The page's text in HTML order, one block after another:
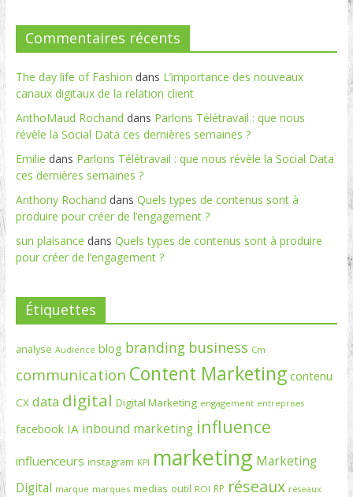
Commentaires récents
The day life of Fashion dans L’importance des nouveaux
canaux digitaux de la relation client
AnthoMaud Rochand dans Parlons Télétravail : que nous
révèle la Social Data ces dernières semaines ?
Emilie dans Parlons Télétravail : que nous révèle la Social Data
ces dernières semaines ?
Anthony Rochand dans Quels types de contenus sont à
produire pour créer de l’engagement ?
sun plaisance dans Quels types de contenus sont à produire
pour créer de l’engagement ?
Étiquettes
analyse Audience blog branding business Cm
communication Content Marketing contenu
CX data digital Digital Marketing engagement entreprises
facebook IA inbound marketing influence
influenceurs instagram KPI marketing Marketing
Digital marque marques medias outil ROI RP réseaux réseaux